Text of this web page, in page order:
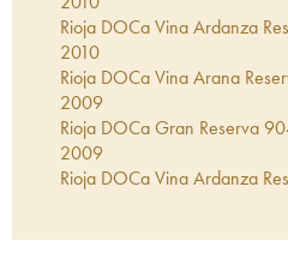
Rioja DOCa Vina Ardanza
2010
Rioja DOCa Vina Arana
2009
Rioja DOCa Gran Reserva
2009
Rioja DOCa Vina Ardanza